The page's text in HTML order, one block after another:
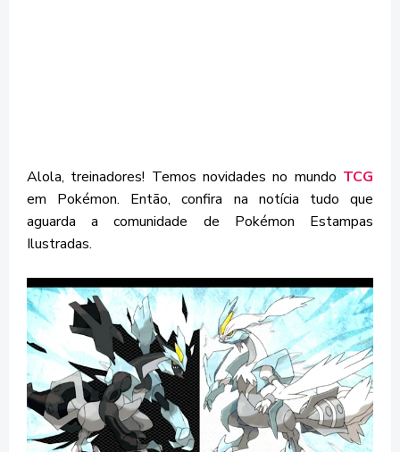
Alola, treinadores! Temos novidades no mundo TCG
em Pokémon. Então, confira na notícia tudo que
aguarda a comunidade de Pokémon Estampas
Ilustradas.